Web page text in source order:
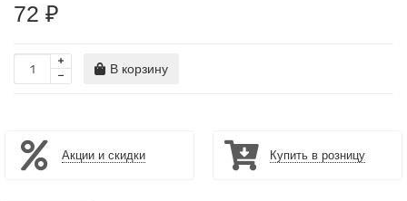
72 ₽
В корзину
Акции и скидки Купить в розницу